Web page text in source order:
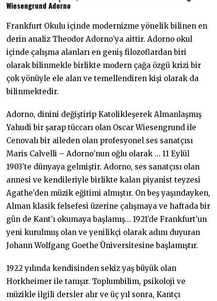
Wiesengrund Adorno
Frankfurt Okulu içinde modernizme yönelik bilinen en
derin analiz Theodor Adorno’ya aittir. Adorno okul
içinde çalışma alanları en geniş filozoflardan biri
olarak bilinmekle birlikte modern çağa özgü krizi bir
çok yönüyle ele alan ve temellendiren kişi olarak da
bilinmektedir.
Adorno, dinini değiştirip Katolikleşerek Almanlaşmış
Yahudi bir şarap tüccarı olan Oscar Wiesengrund ile
Cenovalı bir aileden olan profesyonel ses sanatçısı
Maris Calvelli – Adorno’nun oğlu olarak … 11 Eylül
1903’te dünyaya gelmiştir. Adorno, ses sanatçısı olan
annesi ve kendileriyle birlikte kalan piyanist teyzesi
Agathe’den müzik eğitimi almıştır. On beş yaşındayken,
Alman klasik felsefesi üzerine çalışmaya ve haftada bir
gün de Kant’ı okumaya başlamış… 1921’de Frankfurt’un
yeni kurulmuş olan ve yenilikçi olarak adını duyuran
Johann Wolfgang Goethe Üniversitesine başlamıştır.
1922 yılında kendisinden sekiz yaş büyük olan
Horkheimer ile tanışır. Toplumbilim, psikoloji ve
müzikle ilgili dersler alır ve üç yıl sonra, Kantçı